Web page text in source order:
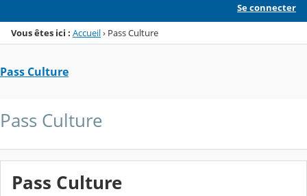
Se connecter
Vous êtes ici : Accueil› Pass Culture
Pass Culture
Pass Culture
Pass Culture